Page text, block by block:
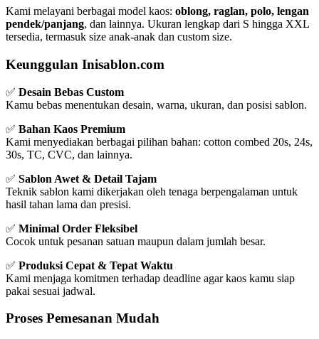
Kami melayani berbagai model kaos: oblong, raglan, polo, lengan
pendek/panjang, dan lainnya. Ukuran lengkap dari S hingga XXL
tersedia, termasuk size anak-anak dan custom size.
Keunggulan Inisablon.com
✅ Desain Bebas Custom
Kamu bebas menentukan desain, warna, ukuran, dan posisi sablon.
✅ Bahan Kaos Premium
Kami menyediakan berbagai pilihan bahan: cotton combed 20s, 24s,
30s, TC, CVC, dan lainnya.
✅ Sablon Awet & Detail Tajam
Teknik sablon kami dikerjakan oleh tenaga berpengalaman untuk
hasil tahan lama dan presisi.
✅ Minimal Order Fleksibel
Cocok untuk pesanan satuan maupun dalam jumlah besar.
✅ Produksi Cepat & Tepat Waktu
Kami menjaga komitmen terhadap deadline agar kaos kamu siap
pakai sesuai jadwal.
Proses Pemesanan Mudah